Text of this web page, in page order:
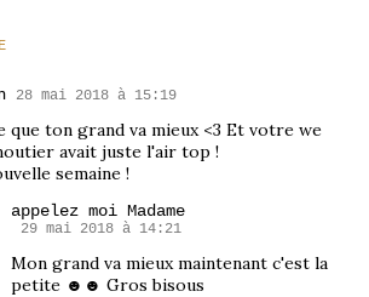
28 mai 2018 à 15:19
que ton grand va mieux <3 Et votre we
avait juste l'air top !
semaine !
appelez moi Madame
29 mai 2018 à 14:21
Mon grand va mieux maintenant c'est la
petite ☻☻ Gros bisous